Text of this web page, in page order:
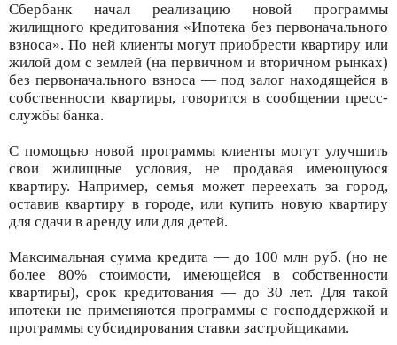
Сбербанк начал реализацию новой программы
жилищного кредитования «Ипотека без первоначального
взноса». По ней клиенты могут приобрести квартиру или
жилой дом с землей (на первичном и вторичном рынках)
без первоначального взноса — под залог находящейся в
собственности квартиры, говорится в сообщении пресс-
службы банка.
С помощью новой программы клиенты могут улучшить
свои жилищные условия, не продавая имеющуюся
квартиру. Например, семья может переехать за город,
оставив квартиру в городе, или купить новую квартиру
для сдачи в аренду или для детей.
Максимальная сумма кредита — до 100 млн руб. (но не
более 80% стоимости, имеющейся в собственности
квартиры), срок кредитования — до 30 лет. Для такой
ипотеки не применяются программы с господдержкой и
программы субсидирования ставки застройщиками.